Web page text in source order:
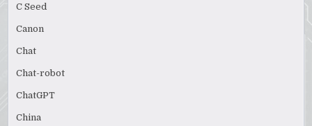
C Seed
Canon
Chat
Chat-robot
ChatGPT
China